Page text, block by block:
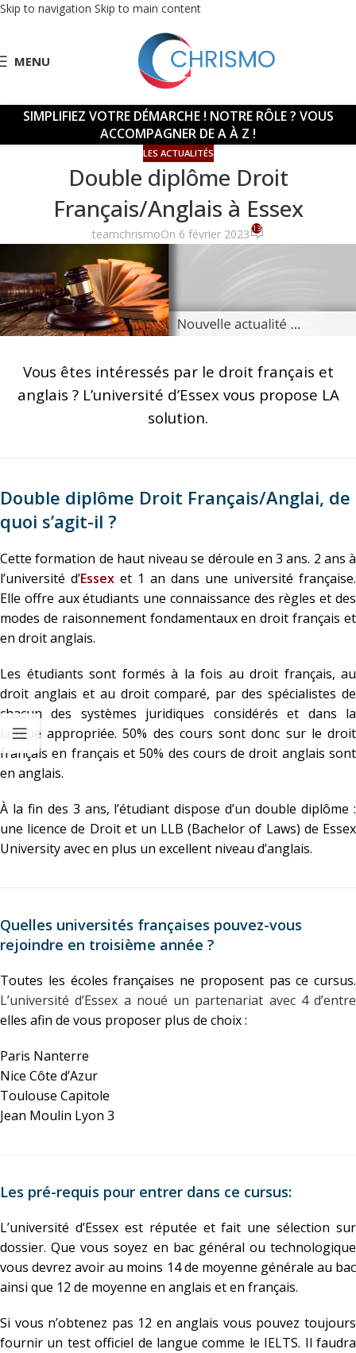
Skip to navigation Skip to main content
MENU
SIMPLIFIEZ VOTRE DÉMARCHE ! NOTRE RÔLE ? VOUS
ACCOMPAGNER DE A À Z !
LES ACTUALITÉS
Double diplôme Droit
Français/Anglais à Essex
teamchrismoOn 6 février 2023 13
Vous êtes intéressés par le droit français et
anglais ? L’université d’Essex vous propose LA
solution.
Double diplôme Droit Français/Anglai, de
quoi s’agit-il ?
Cette formation de haut niveau se déroule en 3 ans. 2 ans à
l’université d’Essex et 1 an dans une université française.
Elle offre aux étudiants une connaissance des règles et des
modes de raisonnement fondamentaux en droit français et
en droit anglais.
Les étudiants sont formés à la fois au droit français, au
droit anglais et au droit comparé, par des spécialistes de
chacun des systèmes juridiques considérés et dans la
langue appropriée. 50% des cours sont donc sur le droit
français en français et 50% des cours de droit anglais sont
en anglais.
À la fin des 3 ans, l’étudiant dispose d’un double diplôme :
une licence de Droit et un LLB (Bachelor of Laws) de Essex
University avec en plus un excellent niveau d’anglais.
Quelles universités françaises pouvez-vous
rejoindre en troisième année ?
Toutes les écoles françaises ne proposent pas ce cursus.
L’université d’Essex a noué un partenariat avec 4 d’entre
elles afin de vous proposer plus de choix :
Paris Nanterre
Nice Côte d’Azur
Toulouse Capitole
Jean Moulin Lyon 3
Les pré-requis pour entrer dans ce cursus:
L’université d’Essex est réputée et fait une sélection sur
dossier. Que vous soyez en bac général ou technologique
vous devrez avoir au moins 14 de moyenne générale au bac
ainsi que 12 de moyenne en anglais et en français.
Si vous n’obtenez pas 12 en anglais vous pouvez toujours
fournir un test officiel de langue comme le IELTS. Il faudra